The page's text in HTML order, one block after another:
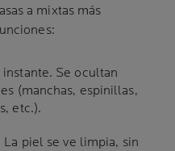
a mixtas más
instante. Se ocultan
(manchas, espinillas,
etc.).
La piel se ve limpia, sin